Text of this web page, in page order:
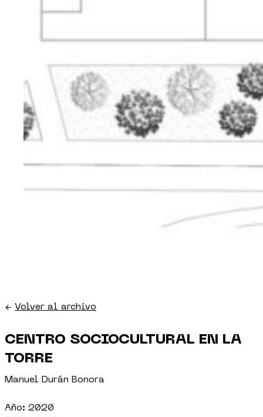
← Volver al archivo
CENTRO SOCIOCULTURAL EN LA
TORRE
Manuel Durán Bonora
Año: 2020